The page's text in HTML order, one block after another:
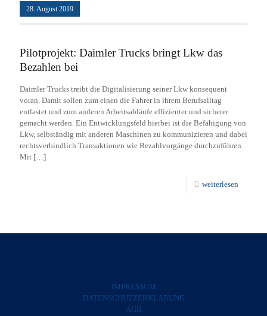
28. August 2019
Pilotprojekt: Daimler Trucks bringt Lkw das
Bezahlen bei
Daimler Trucks treibt die Digitalisierung seiner Lkw konsequent
voran. Damit sollen zum einen die Fahrer in ihrem Berufsalltag
entlastet und zum anderen Arbeitsabläufe effizienter und sicherer
gemacht werden. Ein Entwicklungsfeld hierbei ist die Befähigung von
Lkw, selbständig mit anderen Maschinen zu kommunizieren und dabei
rechtsverbindlich Transaktionen wie Bezahlvorgänge durchzuführen.
Mit […]
weiterlesen
IMPRESSUM
DATENSCHUTZERKLÄRUNG
AGB